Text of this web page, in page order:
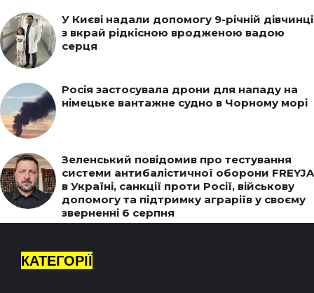
У Києві надали допомогу 9-річній дівчинці
з вкрай рідкісною вродженою вадою
серця
Росія застосувала дрони для нападу на
німецьке вантажне судно в Чорному морі
Зеленський повідомив про тестування
системи антибалістичної оборони FREYJA
в Україні, санкції проти Росії, військову
допомогу та підтримку аграріїв у своєму
зверненні 6 серпня
КАТЕГОРІЇ